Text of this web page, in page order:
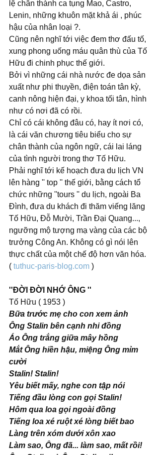
lệ chân thành ca tụng Mao, Castro,
Lenin, những khuôn mặt khả ái , phúc
hậu của nhân loại ?.
Cũng nên nghĩ tới việc đem thơ đấu tố,
xung phong uống máu quân thù của Tố
Hữu đi chinh phục thế giới.
Bởi vì những cái nhà nước đe dọa sản
xuất như phi thuyền, điện toán tân kỳ,
canh nông hiện đại, y khoa tối tân, hình
như có nơi đã có rồi.
Chỉ có cái không đâu có, hay ít nơi có,
là cái văn chương tiêu biểu cho sự
chân thành của ngôn ngữ, cái lai láng
của tình người trong thơ Tố Hữu.
Phải nghĩ tới kế hoạch đưa du lịch VN
lên hàng '' top '' thế giới, bằng cách tổ
chức những ''tours '' du lịch, ngoài Ba
Đình, đưa du khách đi thăm viếng lăng
Tố Hữu, Đỗ Mười, Trần Đại Quang...,
ngưỡng mộ tượng mạ vàng của các bộ
trưởng Công An. Không có gì nói lên
thực chất của một chế độ hơn văn hóa.
( tuthuc-paris-blog.com )
''ĐỜI ĐỜI NHỚ ÔNG ''
Tố Hữu ( 1953 )
Bữa trước mẹ cho con xem ảnh
Ông Stalin bên cạnh nhi đồng
Áo Ông trắng giữa mây hồng
Mắt Ông hiền hậu, miệng Ông mỉm
cười
Stalin! Stalin!
Yêu biết mấy, nghe con tập nói
Tiếng đầu lòng con gọi Stalin!
Hôm qua loa gọi ngoài đồng
Tiếng loa xé ruột xé lòng biết bao
Làng trên xóm dưới xôn xao
Làm sao, Ông đã... làm sao, mất rồi!